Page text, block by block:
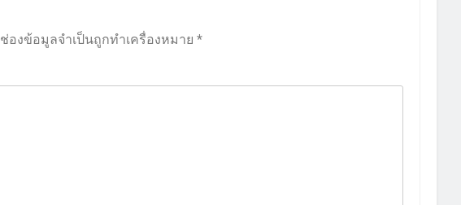
ช่องข้อมูลจำเป็นถูกทำเครื่องหมาย *